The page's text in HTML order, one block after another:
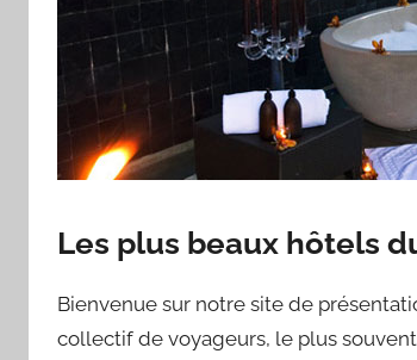
Les plus beaux hôtels
Bienvenue sur notre site de
collectif de voyageurs, le plus